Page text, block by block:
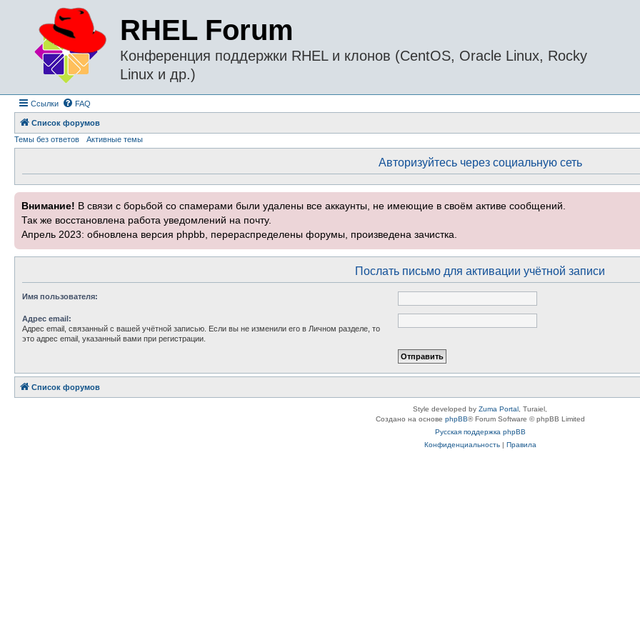
RHEL Forum
Конференция поддержки RHEL и клонов (CentOS, Oracle Linux, Rocky
Linux и др.)
Ссылки FAQ
Список форумов
Темы без ответов
Активные темы
Авторизуйтесь через социальную сеть
Внимание! В связи с борьбой со спамерами были удалены все аккаунты, не имеющие в своём активе сообщений.
Так же восстановлена работа уведомлений на почту.
Апрель 2023: обновлена версия phpbb, перераспределены форумы, произведена зачистка.
Послать письмо для активации учётной записи
Имя пользователя:
Адрес email:
Адрес email, связанный с вашей учётной записью. Если вы не изменили его в Личном разделе, то
это адрес email, указанный вами при регистрации.
Список форумов
Style developed by Zuma Portal , Turaiel,
Создано на основе phpBB® Forum Software © phpBB Limited
Русская поддержка phpBB
Конфиденциальность| Правила